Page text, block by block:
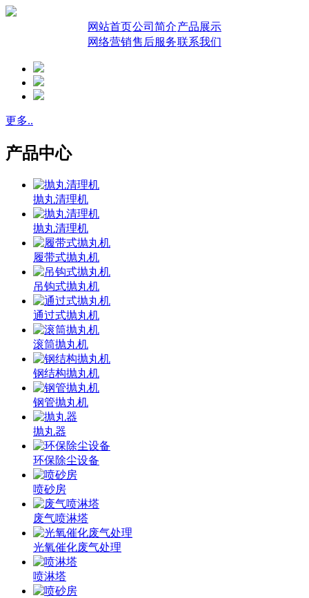
网站首页公司简介产品展示
网络营销售后服务联系我们
更多..
产品中心
抛丸清理机
抛丸清理机
履带式抛丸机
吊钩式抛丸机
通过式抛丸机
滚筒抛丸机
钢结构抛丸机
钢管抛丸机
抛丸器
环保除尘设备
喷砂房
废气喷淋塔
光氧催化废气处理
喷淋塔